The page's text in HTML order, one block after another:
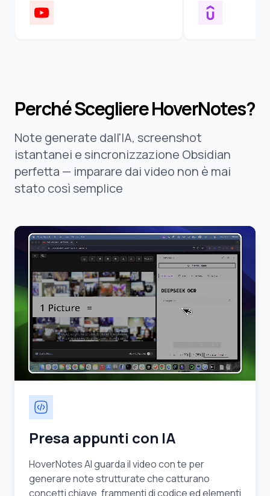
Perché Scegliere HoverNotes?
Note generate dall'IA, screenshot
istantanei e sincronizzazione Obsidian
perfetta — imparare dai video non è mai
stato così semplice
Presa appunti con IA
HoverNotes AI guarda il video con te per
generare note strutturate che catturano
concetti chiave, frammenti di codice ed elementi